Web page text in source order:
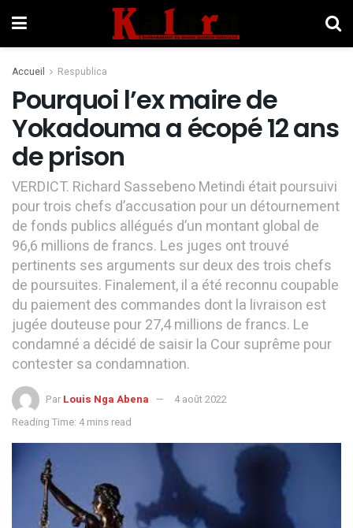
Accueil Respublica
Pourquoi l’ex maire de
Yokadouma a écopé 12 ans
de prison
VERDICT. Richard Sassebeno Metindi était poursuivi
pour trois chefs d’accusation pour un détournement
de fonds publics allégués d’un montant global de
96,6 millions de francs. Les juges ont trouvé
pertinents ses arguments sur deux des trois chefs
de poursuites. Finalement, il a été reconnu coupable
du paiement des commandes dont la livraison est
jugée douteuse pour 27,4 millions de francs. Le
condamné a décidé de saisir la Cour suprême pour
contester sa condamnation.
Par Louis Nga Abena
4 août 2022
Reading Time: 4 mins read